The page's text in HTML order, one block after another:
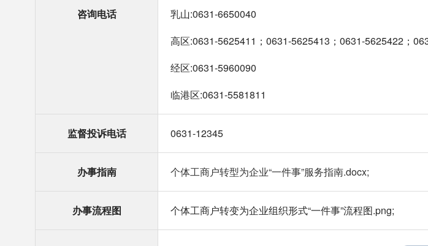
咨询电话
乳山:0631-6650040
高区:0631-5625411；0631-5625413；0631-5625422；
经区:0631-5960090
临港区:0631-5581811
监督投诉电话 0631-12345
办事指南 个体工商户转型为企业“一件事”服务指南.docx;
办事流程图 个体工商户转变为企业组织形式“一件事”流程图.png;